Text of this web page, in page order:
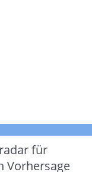
für
Vorhersage